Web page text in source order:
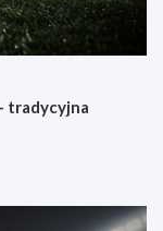
tradycyjna